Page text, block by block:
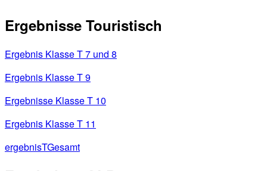
Ergebnisse Touristisch
Ergebnis Klasse T 7 und 8
Ergebnis Klasse T 9
Ergebnisse Klasse T 10
Ergebnis Klasse T 11
ergebnisTGesamt